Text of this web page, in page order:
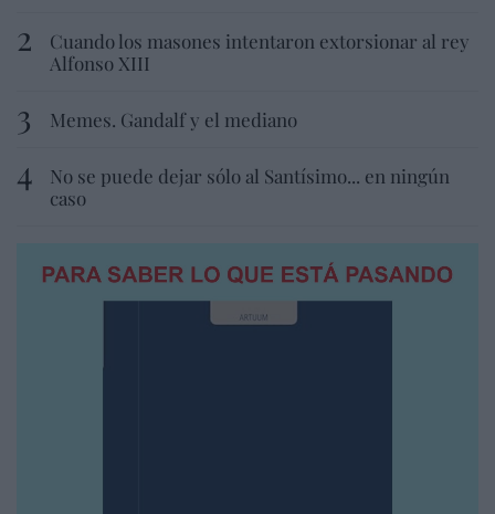
Cuando los masones intentaron extorsionar al rey
Alfonso XIII
Memes. Gandalf y el mediano
No se puede dejar sólo al Santísimo... en ningún
caso